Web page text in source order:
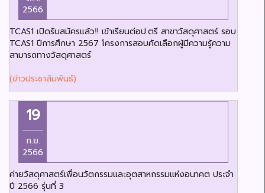
2566
TCAS1 เปิดรับสมัครแล้ว‼️ เข้าเรียนต่อป.ตรี สาขาวัสดุศาสตร์ รอบ
TCAS1 ปีการศึกษา 2567 โครงการสอบคัดเลือกผู้มีความรู้ความ
สามารถทางวัสดุศาสตร์
(ข่าวประชาสัมพันธ์)
19
ก.ย.
2566
ค่ายวัสดุศาสตร์เพื่อนวัตกรรมและอุตสาหกรรมแห่งอนาคต ประจำ
ปี 2566 รุ่นที่ 3